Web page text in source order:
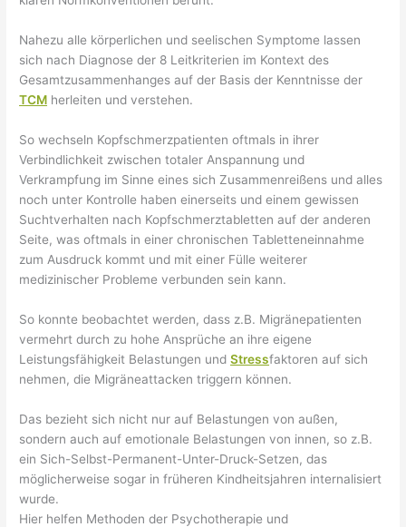
Nahezu alle körperlichen und seelischen Symptome lassen
sich nach Diagnose der 8 Leitkriterien im Kontext des
Gesamtzusammenhanges auf der Basis der Kenntnisse der
TCM herleiten und verstehen.
So wechseln Kopfschmerzpatienten oftmals in ihrer
Verbindlichkeit zwischen totaler Anspannung und
Verkrampfung im Sinne eines sich Zusammenreißens und alles
noch unter Kontrolle haben einerseits und einem gewissen
Suchtverhalten nach Kopfschmerztabletten auf der anderen
Seite, was oftmals in einer chronischen Tabletteneinnahme
zum Ausdruck kommt und mit einer Fülle weiterer
medizinischer Probleme verbunden sein kann.
So konnte beobachtet werden, dass z.B. Migränepatienten
vermehrt durch zu hohe Ansprüche an ihre eigene
Leistungsfähigkeit Belastungen undStressfaktoren auf sich
nehmen, die Migräneattacken triggern können.
Das bezieht sich nicht nur auf Belastungen von außen,
sondern auch auf emotionale Belastungen von innen, so z.B.
ein Sich-Selbst-Permanent-Unter-Druck-Setzen, das
möglicherweise sogar in früheren Kindheitsjahren internalisiert
wurde.
Hier helfen Methoden der Psychotherapie und